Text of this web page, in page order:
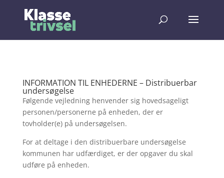
INFORMATION TIL ENHEDERNE – Distribuerbar
undersøgelse
Følgende vejledning henvender sig hovedsageligt
personen/personerne på enheden, der er
tovholder(e) på undersøgelsen.
For at deltage i den distribuerbare undersøgelse
kommunen har udfærdiget, er der opgaver du skal
udføre på enheden.